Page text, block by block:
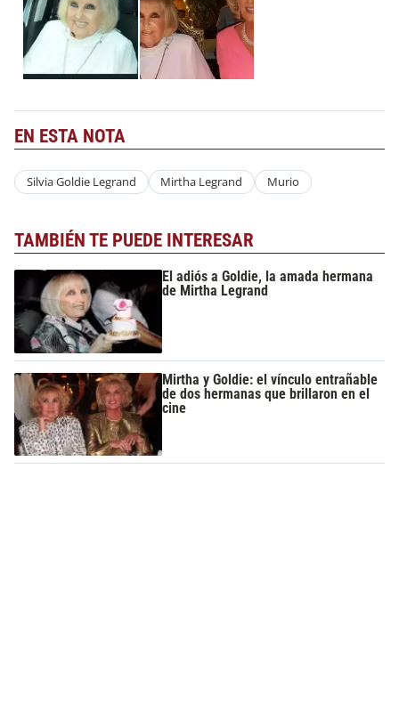
EN ESTA NOTA
Silvia Goldie Legrand Mirtha Legrand Murio
TAMBIÉN TE PUEDE INTERESAR
El adiós a Goldie, la amada hermana
de Mirtha Legrand
Mirtha y Goldie: el vínculo entrañable
de dos hermanas que brillaron en el
cine